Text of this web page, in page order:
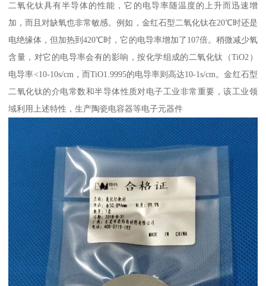
二氧化钛具有半导体的性能，它的电导率随温度的上升而迅速增
加，而且对缺氧也非常敏感。例如，金红石型二氧化钛在20℃时还是
电绝缘体，但加热到420℃时，它的电导率增加了107倍。稍微减少氧
含量，对它的电导率会有的影响，按化学组成的二氧化钛（TiO2）
电导率<10-10s/cm，而TiO1.9995的电导率则高达10-1s/cm。金红石型
二氧化钛的介电常数和半导体性质对电子工业非常重要，该工业领
域利用上述特性，生产陶瓷电容器等电子元器件